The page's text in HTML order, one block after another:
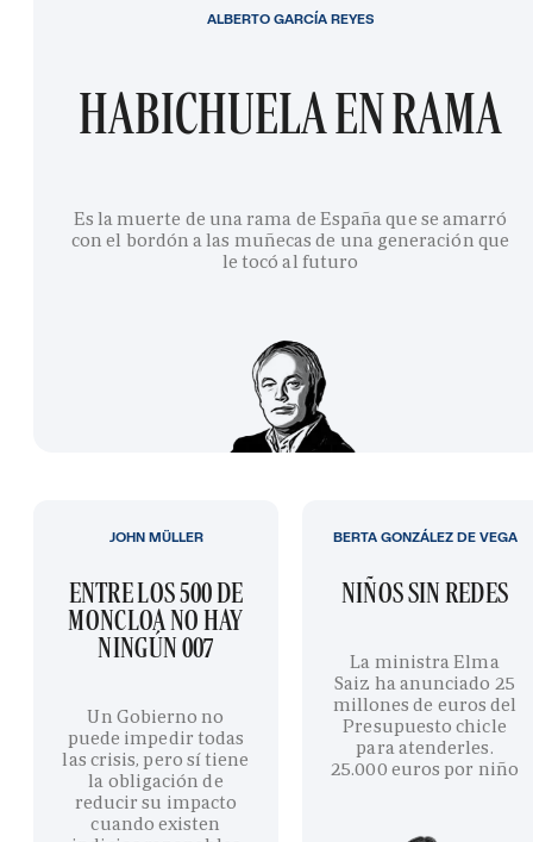
HABICHUELA EN RAMA
Es la muerte de una rama de España que se amarró
con el bordón a las muñecas de una generación que
le tocó al futuro
ALBERTO GARCÍA REYES
ENTRE LOS 500 DE
MONCLOA NO HAY
NINGÚN 007
Un Gobierno no
puede impedir todas
las crisis, pero sí tiene
la obligación de
reducir su impacto
cuando existen
JOHN MÜLLER
NIÑOS SIN REDES
La ministra Elma
Saiz ha anunciado 25
millones de euros del
Presupuesto chicle
para atenderles.
25.000 euros por niño
BERTA GONZÁLEZ DE VEGA